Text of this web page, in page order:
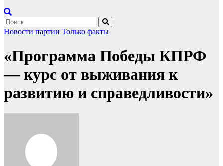
Новости партии Только факты
«Программа Победы КПРФ
— курс от выживания к
развитию и справедливости»